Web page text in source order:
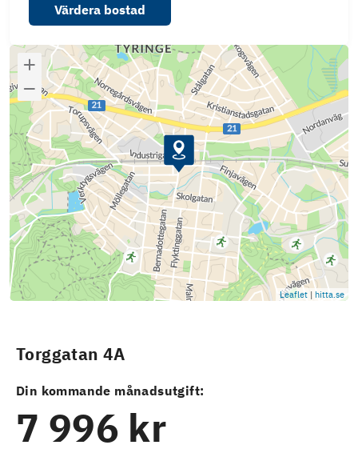
Värdera bostad
Leaflet | hitta.se
Torggatan 4A
Din kommande månadsutgift:
7 996 kr